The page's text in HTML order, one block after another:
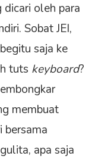
oleh para
Sobat JEI,
saja ke
tuts keyboard?
membuat
bersama
apa saja